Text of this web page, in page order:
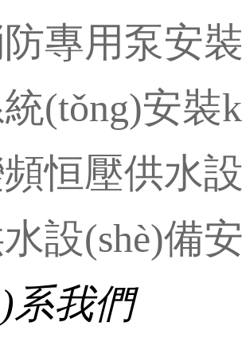
專用泵安
(tǒng)安裝
恒壓供水
設(shè)備
系我們